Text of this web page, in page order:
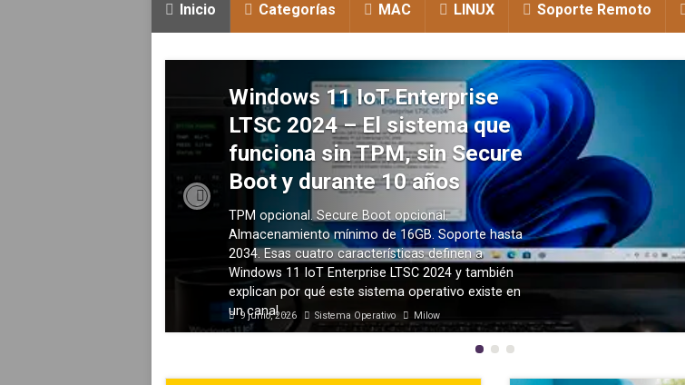
Inicio Categorías MAC LINUX Soporte Remoto
Windows 11 IoT Enterprise
LTSC 2024 – El sistema que
funciona sin TPM, sin Secure
Boot y durante 10 años
TPM opcional. Secure Boot opcional.
Almacenamiento mínimo de 16GB. Soporte hasta
2034. Esas cuatro características definen a
Windows 11 IoT Enterprise LTSC 2024 y también
explican por qué este sistema operativo existe en
un canal …
9 junio, 2026 Sistema Operativo Milow
Previous